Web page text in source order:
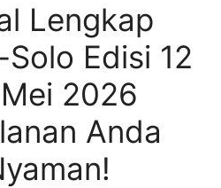
Lengkap
Edisi 12
2026
Anda